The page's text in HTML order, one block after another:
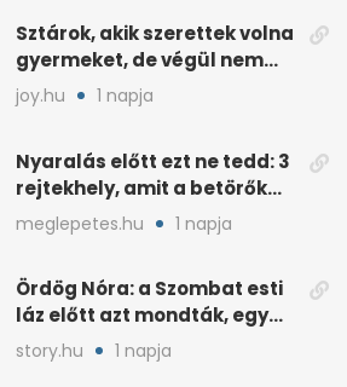
Sztárok, akik szerettek volna
gyermeket, de végül nem
született nekik
joy.hu 1 napja
Nyaralás előtt ezt ne tedd: 3
rejtekhely, amit a betörők
ismernek
meglepetes.hu 1 napja
Ördög Nóra: a Szombat esti
láz előtt azt mondták, egy
hét alatt fogyjon
story.hu 1 napja